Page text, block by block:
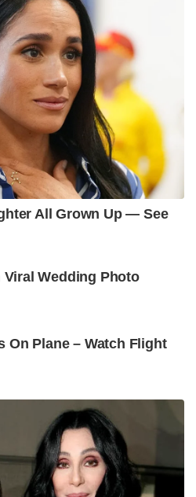
All Grown Up — See
Wedding Photo
On Plane – Watch Flight